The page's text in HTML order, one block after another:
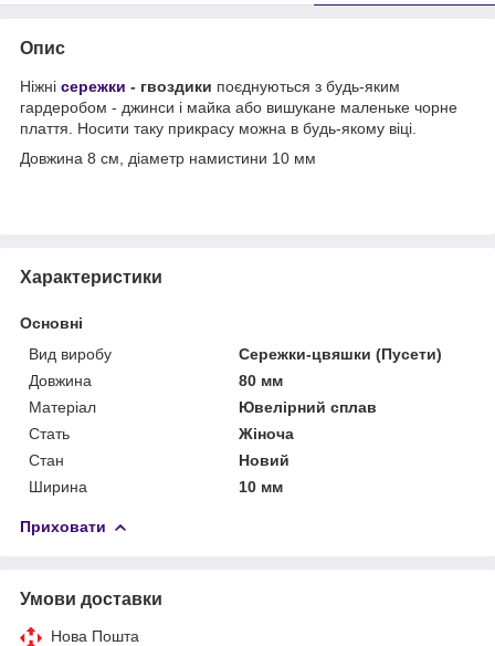
Опис
Ніжні сережки - гвоздики поєднуються з будь-яким
гардеробом - джинси і майка або вишукане маленьке чорне
плаття. Носити таку прикрасу можна в будь-якому віці.
Довжина 8 см, діаметр намистини 10 мм
Характеристики
Основні
Вид виробу
Сережки-цвяшки (Пусети)
Довжина
80 мм
Матеріал
Ювелірний сплав
Стать
Жіноча
Стан
Новий
Ширина
10 мм
Приховати
Умови доставки
Нова Пошта